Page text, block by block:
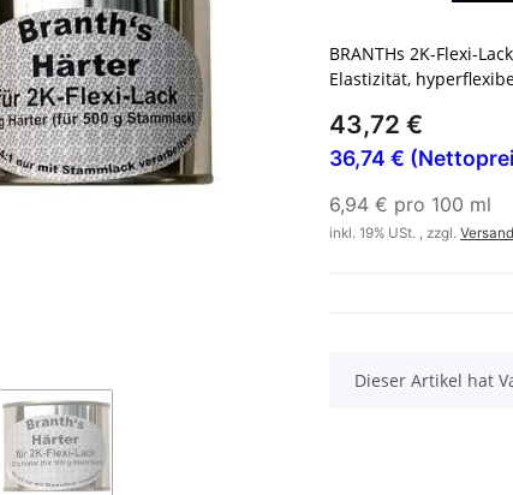
BRANTHs 2K-Flexi-
Elastizität,
43,72 €
36,74 €
6,94 € pro 100 ml
inkl. 19% USt. , zzgl. Versand
x
Dieser Artikel hat